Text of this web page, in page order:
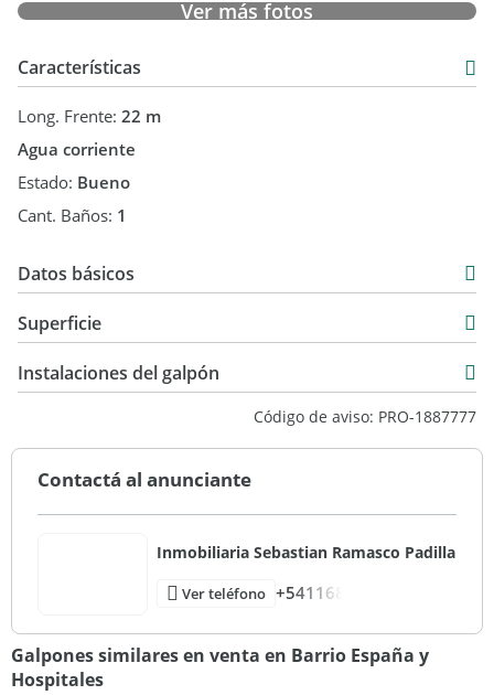
Ver más fotos
Características
Long. Frente: 22 m
Agua corriente
Estado: Bueno
Cant. Baños: 1
Datos básicos
USD 98.000
Superficie
227 m2
Instalaciones del galpón
Código de aviso: PRO-1887777
Contactá al anunciante
Inmobiliaria Sebastian Ramasco Padilla
Ver teléfono +541168
Galpones similares en venta en Barrio España y
Hospitales